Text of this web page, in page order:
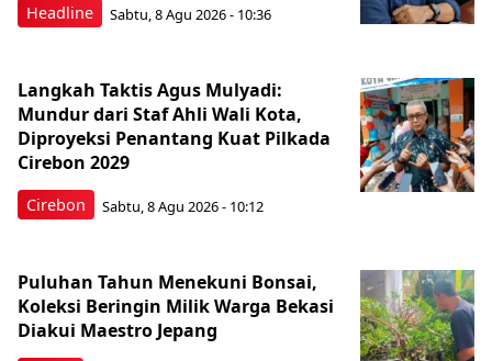
Headline Sabtu, 8 Agu 2026 - 10:36
Cirebon
Langkah Taktis Agus Mulyadi:
Mundur dari Staf Ahli Wali Kota,
Diproyeksi Penantang Kuat Pilkada
Cirebon 2029
Sabtu, 8 Agu 2026 - 10:12
Puluhan Tahun Menekuni Bonsai,
Koleksi Beringin Milik Warga Bekasi
Diakui Maestro Jepang